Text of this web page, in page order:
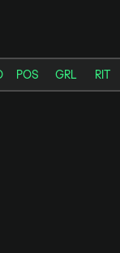
POS GRL RIT